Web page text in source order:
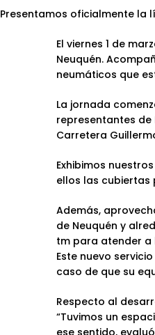
Presentamos oficialmente la
El viernes 1 de
Neuquén.
neumáticos que
La jornada
representantes de
Carretera
Exhibimos
ellos las
Además,
de Neuquén y
tm para atender a
Este nuevo
caso de que su
Respecto al
“Tuvimos un